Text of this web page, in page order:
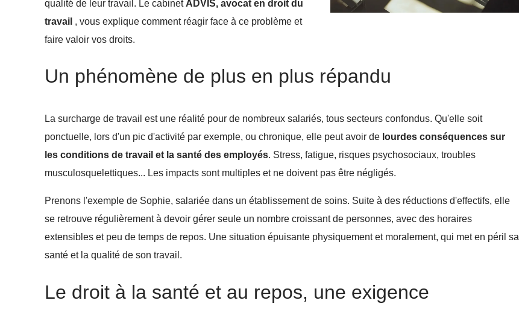
qualité de leur travail. Le cabinet ADVIS, avocat en droit du
travail , vous explique comment réagir face à ce problème et
faire valoir vos droits.
Un phénomène de plus en plus répandu
La surcharge de travail est une réalité pour de nombreux salariés, tous secteurs confondus. Qu'elle soit
ponctuelle, lors d'un pic d'activité par exemple, ou chronique, elle peut avoir de lourdes conséquences sur
les conditions de travail et la santé des employés. Stress, fatigue, risques psychosociaux, troubles
musculosquelettiques... Les impacts sont multiples et ne doivent pas être négligés.
Prenons l'exemple de Sophie, salariée dans un établissement de soins. Suite à des réductions d'effectifs, elle
se retrouve régulièrement à devoir gérer seule un nombre croissant de personnes, avec des horaires
extensibles et peu de temps de repos. Une situation épuisante physiquement et moralement, qui met en péril sa
santé et la qualité de son travail.
Le droit à la santé et au repos, une exigence